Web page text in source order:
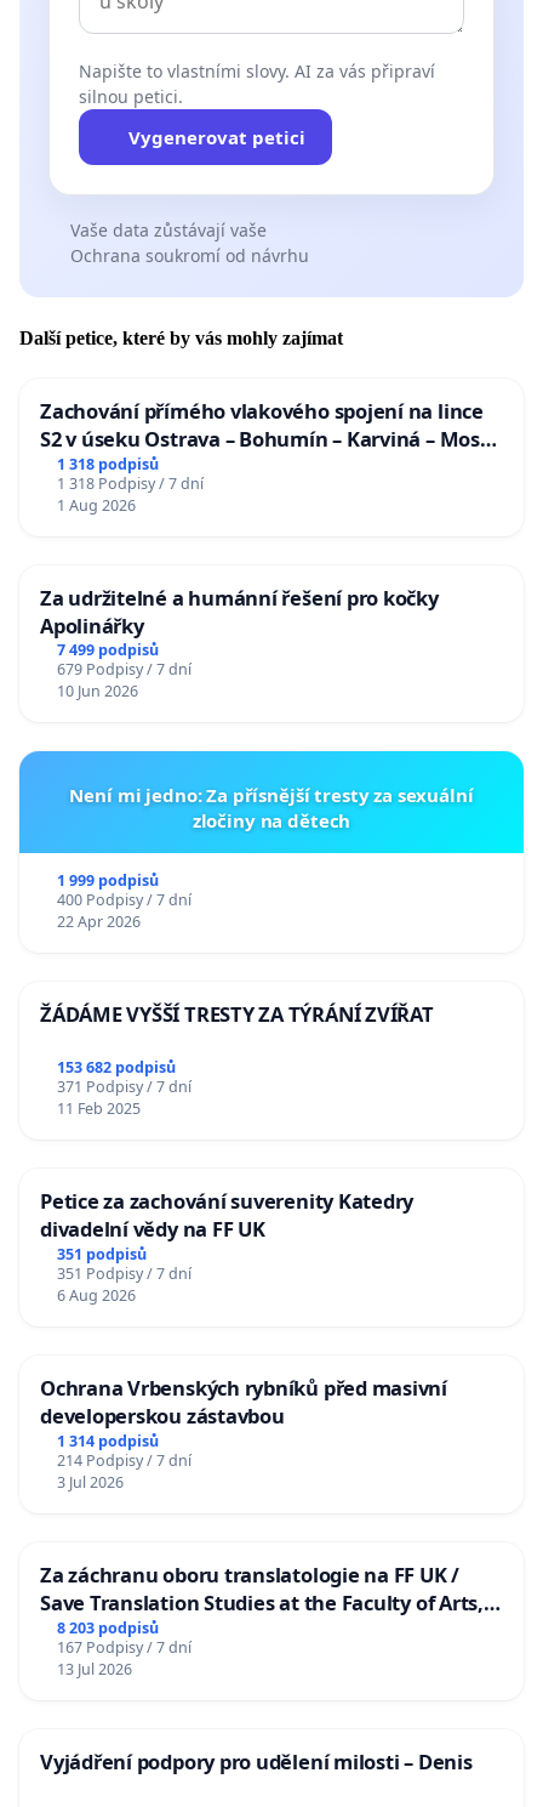
Napište to vlastními slovy. AI za vás připraví
silnou petici.
Vygenerovat petici
Vaše data zůstávají vaše
Ochrana soukromí od návrhu
Další petice, které by vás mohly zajímat
Zachování přímého vlakového spojení na lince
S2 v úseku Ostrava – Bohumín – Karviná – Mosty
u Jablunkova
1 318 podpisů
1 318 Podpisy / 7 dní
1 Aug 2026
Za udržitelné a humánní řešení pro kočky
Apolinářky
7 499 podpisů
679 Podpisy / 7 dní
10 Jun 2026
Není mi jedno: Za přísnější tresty za sexuální
zločiny na dětech
1 999 podpisů
400 Podpisy / 7 dní
22 Apr 2026
ŽÁDÁME VYŠŠÍ TRESTY ZA TÝRÁNÍ ZVÍŘAT
153 682 podpisů
371 Podpisy / 7 dní
11 Feb 2025
Petice za zachování suverenity Katedry
divadelní vědy na FF UK
351 podpisů
351 Podpisy / 7 dní
6 Aug 2026
Ochrana Vrbenských rybníků před masivní
developerskou zástavbou
1 314 podpisů
214 Podpisy / 7 dní
3 Jul 2026
Za záchranu oboru translatologie na FF UK /
Save Translation Studies at the Faculty of Arts,
Charles University
8 203 podpisů
167 Podpisy / 7 dní
13 Jul 2026
Vyjádření podpory pro udělení milosti – Denis